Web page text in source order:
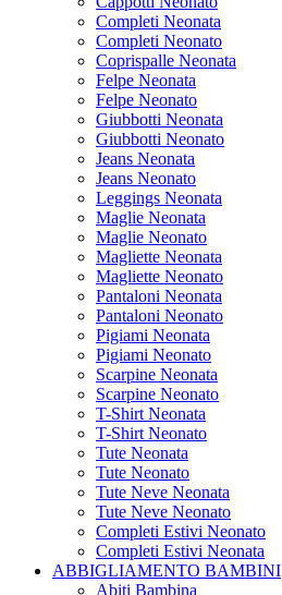
Completi Neonata
Completi Neonato
Coprispalle Neonata
Felpe Neonata
Felpe Neonato
Giubbotti Neonata
Giubbotti Neonato
Jeans Neonata
Jeans Neonato
Leggings Neonata
Maglie Neonata
Maglie Neonato
Magliette Neonata
Magliette Neonato
Pantaloni Neonata
Pantaloni Neonato
Pigiami Neonata
Pigiami Neonato
Scarpine Neonata
Scarpine Neonato
T-Shirt Neonata
T-Shirt Neonato
Tute Neonata
Tute Neonato
Tute Neve Neonata
Tute Neve Neonato
Completi Estivi Neonato
Completi Estivi Neonata
ABBIGLIAMENTO BAMBINI
Abiti Bambina